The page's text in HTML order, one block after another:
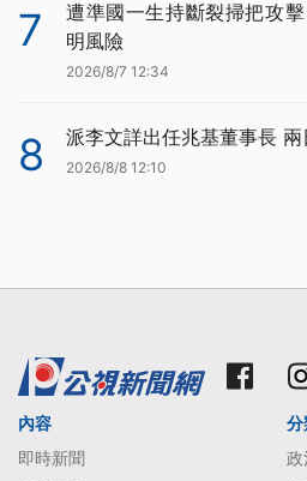
7
遭準國一生持斷裂掃把攻
明風險
2026/8/7 12:34
8 派李文詳出任兆基董事長
2026/8/8 12:10
內容
即時新聞
分
政